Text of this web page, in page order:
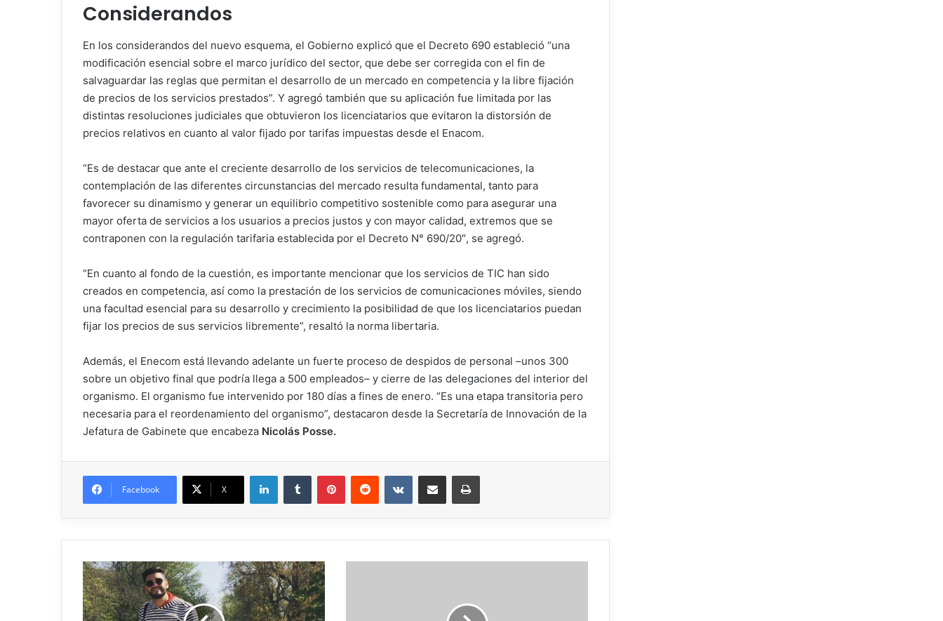
Considerandos
En los considerandos del nuevo esquema, el Gobierno explicó que el Decreto 690 estableció “una
modificación esencial sobre el marco jurídico del sector, que debe ser corregida con el fin de
salvaguardar las reglas que permitan el desarrollo de un mercado en competencia y la libre fijación
de precios de los servicios prestados”. Y agregó también que su aplicación fue limitada por las
distintas resoluciones judiciales que obtuvieron los licenciatarios que evitaron la distorsión de
precios relativos en cuanto al valor fijado por tarifas impuestas desde el Enacom.
“Es de destacar que ante el creciente desarrollo de los servicios de telecomunicaciones, la
contemplación de las diferentes circunstancias del mercado resulta fundamental, tanto para
favorecer su dinamismo y generar un equilibrio competitivo sostenible como para asegurar una
mayor oferta de servicios a los usuarios a precios justos y con mayor calidad, extremos que se
contraponen con la regulación tarifaria establecida por el Decreto N° 690/20″, se agregó.
“En cuanto al fondo de la cuestión, es importante mencionar que los servicios de TIC han sido
creados en competencia, así como la prestación de los servicios de comunicaciones móviles, siendo
una facultad esencial para su desarrollo y crecimiento la posibilidad de que los licenciatarios puedan
fijar los precios de sus servicios libremente”, resaltó la norma libertaria.
Además, el Enecom está llevando adelante un fuerte proceso de despidos de personal –unos 300
sobre un objetivo final que podría llega a 500 empleados– y cierre de las delegaciones del interior del
organismo. El organismo fue intervenido por 180 días a fines de enero. “Es una etapa transitoria pero
necesaria para el reordenamiento del organismo”, destacaron desde la Secretaría de Innovación de la
Jefatura de Gabinete que encabeza Nicolás Posse.
Facebook X